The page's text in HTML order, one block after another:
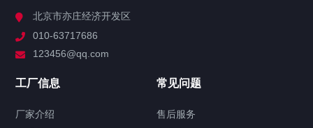
屏风办公隔断
办公屏风隔断 屏风高隔断
办公会议桌 折叠会议桌
文件柜
北京市亦庄经济开发区
010-63717686
123456@qq.com
工厂信息
厂家介绍
常见问题
售后服务